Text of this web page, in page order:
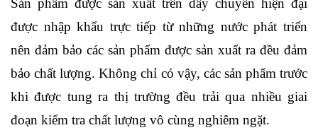
Sản phẩm được sản xuất trên dây chuyền hiện đại
được nhập khẩu trực tiếp từ những nước phát triển
nên đảm bảo các sản phẩm được sản xuất ra đều đảm
bảo chất lượng. Không chỉ có vậy, các sản phẩm trước
khi được tung ra thị trường đều trải qua nhiều giai
đoạn kiểm tra chất lượng vô cùng nghiêm ngặt.